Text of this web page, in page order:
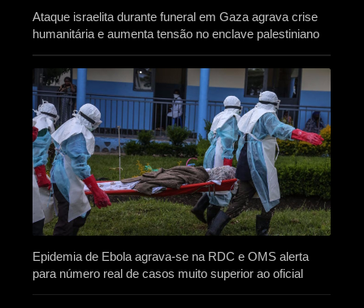
Ataque israelita durante funeral em Gaza agrava crise
humanitária e aumenta tensão no enclave palestiniano
Epidemia de Ebola agrava-se na RDC e OMS alerta
para número real de casos muito superior ao oficial